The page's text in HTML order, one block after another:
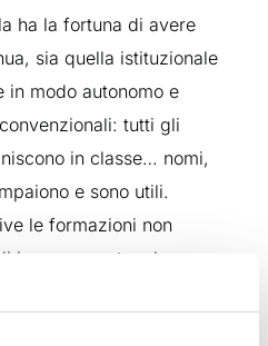
ha la fortuna di avere
sia quella istituzionale
in modo autonomo e
tutti gli
in classe… nomi,
e sono utili.
le formazioni non
insegnamento, che
il lavoro in aula.